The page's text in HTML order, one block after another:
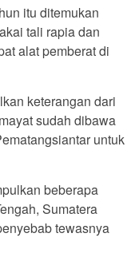
itu ditemukan
tali rapia dan
alat pemberat di
keterangan dari
sudah dibawa
untuk
beberapa
Sumatera
tewasnya